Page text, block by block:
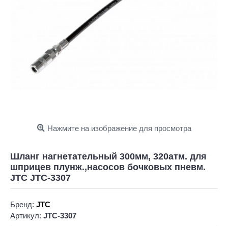
Нажмите на изображение для просмотра
Шланг нагнетательный 300мм, 320атм. для
шприцев плунж.,насосов бочковых пневм.
JTC JTC-3307
Бренд: JTC
Артикул: JTC-3307